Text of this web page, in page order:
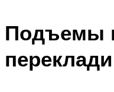
Подъемы